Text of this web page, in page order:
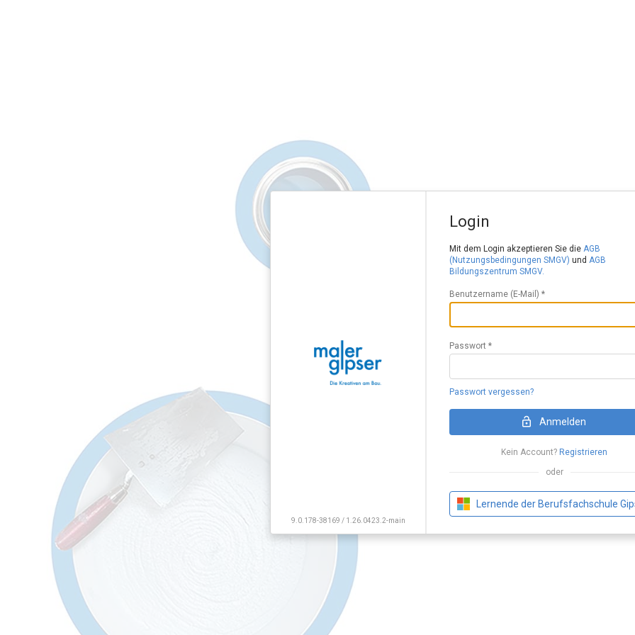
Loading Application...
9.0.178-38169 / 1.26.0423.2-main
Login
Mit dem Login akzeptieren Sie die AGB
(Nutzungsbedingungen SMGV) und AGB
Bildungszentrum SMGV.
Benutzername (E-Mail) *
Passwort *
Passwort vergessen?
Anmelden
Kein Account? Registrieren
oder
Lernende der Berufsfachschule